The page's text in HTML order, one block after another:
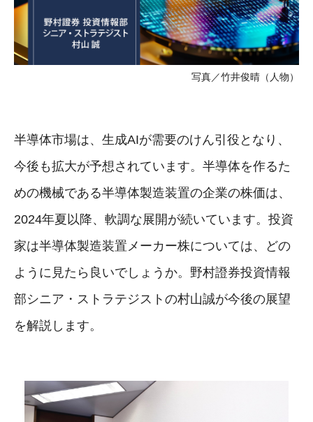
写真／竹井俊晴（人物）
半導体市場は、生成AIが需要のけん引役となり、
今後も拡大が予想されています。半導体を作るた
めの機械である半導体製造装置の企業の株価は、
2024年夏以降、軟調な展開が続いています。投資
家は半導体製造装置メーカー株については、どの
ように見たら良いでしょうか。野村證券投資情報
部シニア・ストラテジストの村山誠が今後の展望
を解説します。